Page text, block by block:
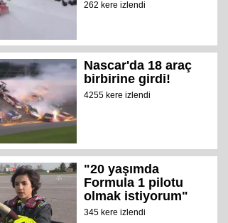
262 kere izlendi
Nascar'da 18 araç
birbirine girdi!
4255 kere izlendi
"20 yaşımda
Formula 1 pilotu
olmak istiyorum"
345 kere izlendi